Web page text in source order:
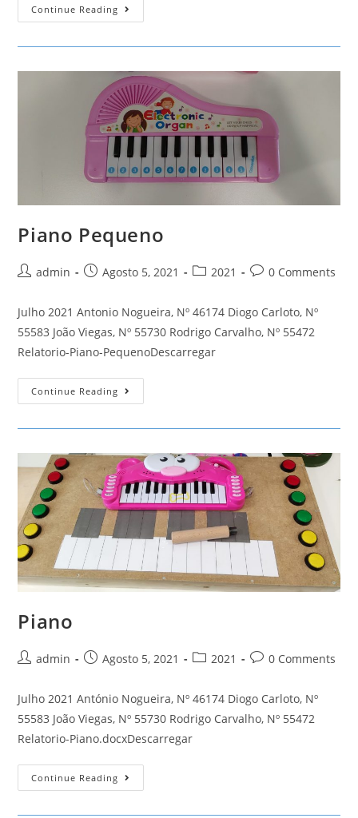
Continue Reading Fritadeira
Piano Pequeno
Postadmin
PostAgosto 5, 2021
Post2021
Post0 Comments
Julho 2021 Antonio Nogueira, Nº 46174 Diogo Carloto, Nº
55583 João Viegas, Nº 55730 Rodrigo Carvalho, Nº 55472
Relatorio-Piano-PequenoDescarregar
Continue Reading Piano
Pequeno
Piano
Postadmin
PostAgosto 5, 2021
Post2021
Post0 Comments
Julho 2021 António Nogueira, Nº 46174 Diogo Carloto, Nº
55583 João Viegas, Nº 55730 Rodrigo Carvalho, Nº 55472
Relatorio-Piano.docxDescarregar
Continue Reading Piano